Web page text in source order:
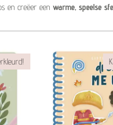
en creëer een warme, speelse